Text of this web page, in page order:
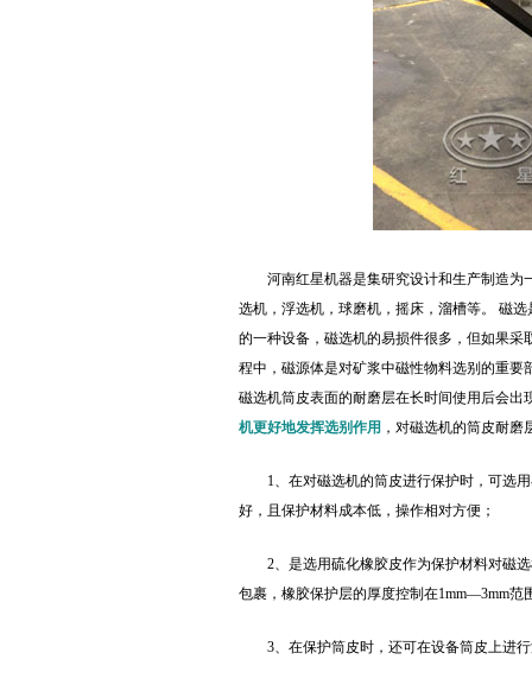
河南红星机器是集研究设计和生产制造
选机，浮选机，球磨机，摇床，溜槽等。 磁
的一种设备，磁选机的易损件很多，但如果
程中，磁源体是对矿浆中磁性物料选别的重
磁选机筒皮表面的耐磨层在长时间使用后会
机更好地发挥选别作用 ，对磁选机的筒皮耐
1、在对磁选机的筒皮进行保护时，可选
好，且保护材料成本低，操作相对方便；
2、是选用硫化橡胶皮作为保护材料对磁
包裹，橡胶保护层的厚度控制在1mm—3mm
3、在保护筒皮时，还可在设备筒皮上进